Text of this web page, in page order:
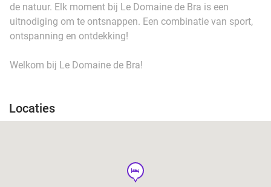
de natuur. Elk moment bij Le Domaine de Bra is een
uitnodiging om te ontsnappen. Een combinatie van sport,
ontspanning en ontdekking!
Welkom bij Le Domaine de Bra!
Locaties
hotel